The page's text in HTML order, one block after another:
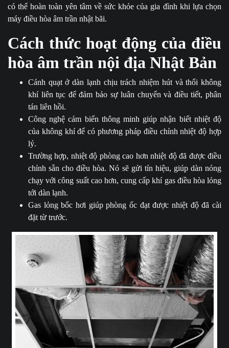
có thể hoàn toàn yên tâm về sức khỏe của gia đình khi lựa chọn
máy điều hòa âm trần nhật bãi.
Cách thức hoạt động của điều
hòa âm trần nội địa Nhật Bản
Cánh quạt ở dàn lạnh chịu trách nhiệm hút và thổi không
khí liên tục để đảm bảo sự luân chuyển và điều tiết, phân
tán liên hồi.
Công nghệ cảm biến thông minh giúp nhận biết nhiệt độ
của không khí để có phương pháp điều chỉnh nhiệt độ hợp
lý.
Trường hợp, nhiệt độ phòng cao hơn nhiệt độ đã được điều
chỉnh sẵn cho điều hòa. Nó sẽ gửi tín hiệu, giúp dàn nóng
chạy với công suất cao hơn, cung cấp khí gas điều hòa lỏng
tới dàn lạnh.
Gas lỏng bốc hơi giúp phòng ốc đạt được nhiệt độ đã cài
đặt từ trước.